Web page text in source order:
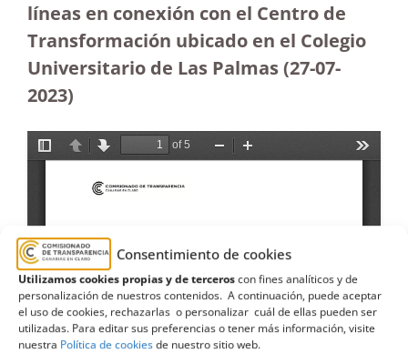
Consentimiento de cookies
Utilizamos cookies propias y de terceroscon fines analíticos y de
personalización de nuestros contenidos. A continuación, puede aceptar
el uso de cookies, rechazarlas o personalizar cuál de ellas pueden ser
utilizadas. Para editar sus preferencias o tener más información, visite
nuestra Política de cookiesde nuestro sitio web.
líneas en conexión con el Centro de
Transformación ubicado en el Colegio
Universitario de Las Palmas (27-07-
2023)